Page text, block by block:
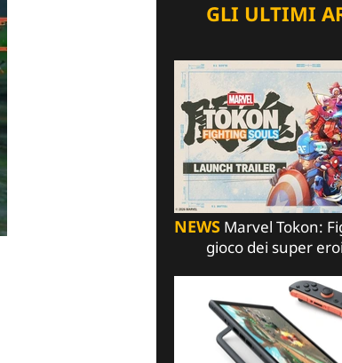
GLI ULTIMI
NEWS Marvel Tokon:
gioco dei super